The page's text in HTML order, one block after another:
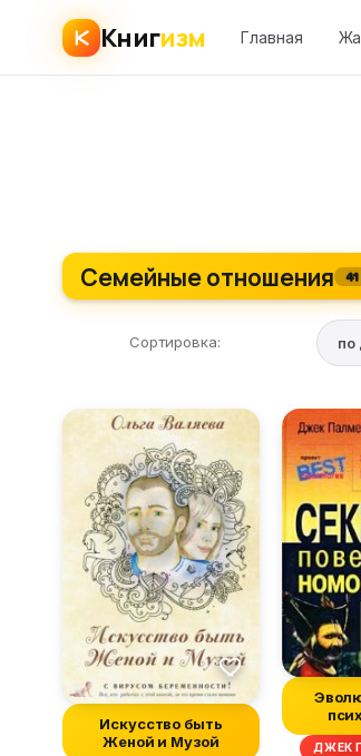
Книгизм Главная
Семейные отношения
Сортировка: по
Искусство быть
Женой и Музой
ДЖЕК